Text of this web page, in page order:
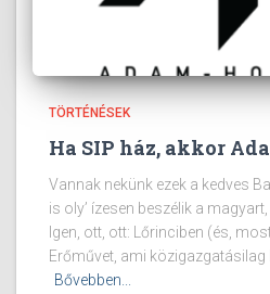
TÖRTÉNÉSEK
Ha SIP ház, akkor
Vannak nekünk ezek a kedves
is oly’ ízesen beszélik a
Igen, ott, ott: Lőrinciben (és,
Erőművet, ami
Bővebben...